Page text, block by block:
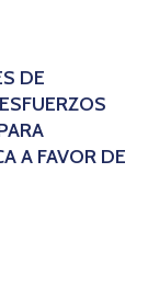
DE
A FAVOR DE